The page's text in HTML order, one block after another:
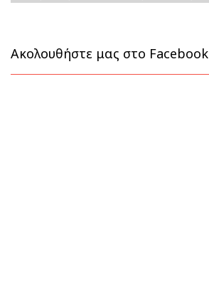
Ακολουθήστε μας στο Facebook